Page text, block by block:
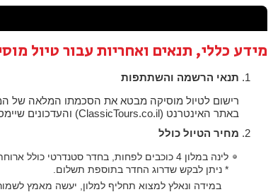
מידע כללי, תנאים ואחריות עבור טיול
תנאי הרשמה והשתתפות
רישום לטיול מוסיקה מבטא את הסכמתו המלאה של
באתר האינטרנט (ClassicTours.co.il) והעדכונים שיימסרו בכתב עד למועד יציאת הטיול, מהווים את הסכם ההתקשרות שבין מארגן הטיול למטייל.
מחיר הטיול כולל
לינה במלון 4 כוכבים לפחות, בחדר סטנדרטי כולל ארוחת בוקר.
* ניתן לבקש שדרוג החדר בתוספת תשלום.
במידה ונאלץ למצוא תחליף למלון, יעשה מאמץ